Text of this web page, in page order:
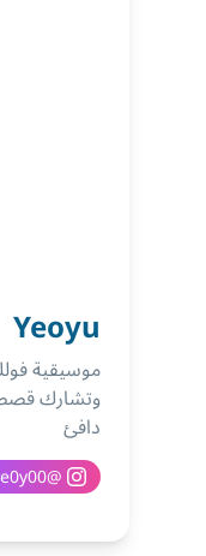
Yeoyu
موسيقية
وتشارك
دافئ
@